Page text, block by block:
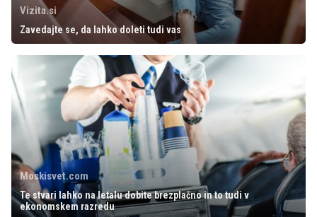
Vizita.si
Zavedajte se, da lahko doleti tudi vas
Moskisvet.com
Te stvari lahko na letalu dobite brezplačno in to tudi v
ekonomskem razredu